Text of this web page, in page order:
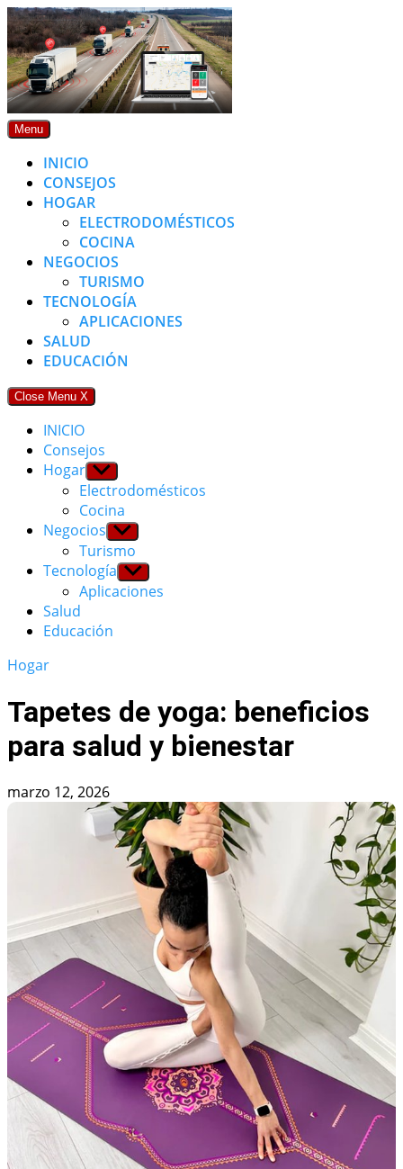
Skip
to
content
Menu
INICIO
CONSEJOS
HOGAR
ELECTRODOMÉSTICOS
COCINA
NEGOCIOS
TURISMO
TECNOLOGÍA
APLICACIONES
SALUD
EDUCACIÓN
Close Menu X
INICIO
Consejos
Hogar Show
sub
menu
Electrodomésticos
Cocina
Negocios Show
sub
menu
Turismo
Tecnología Show
sub
menu
Aplicaciones
Salud
Educación
Hogar
Tapetes de yoga: beneficios
para salud y bienestar
marzo 12, 2026